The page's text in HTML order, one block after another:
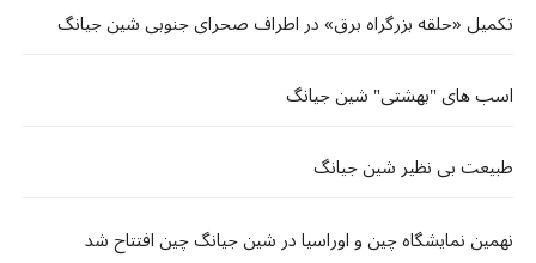
تکمیل «حلقه بزرگراه برق» در اطراف صحرای جنوبی شین جیانگ
اسب های "بهشتی" شین جیانگ
طبیعت بی نظیر شین جیانگ
نهمین نمایشگاه چین و اوراسیا در شین جیانگ چین افتتاح شد